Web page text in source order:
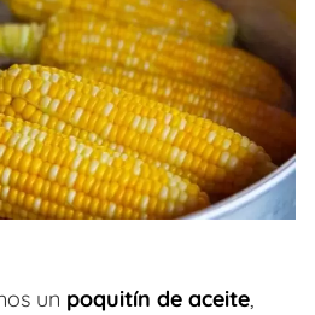
un poquitín de aceite,